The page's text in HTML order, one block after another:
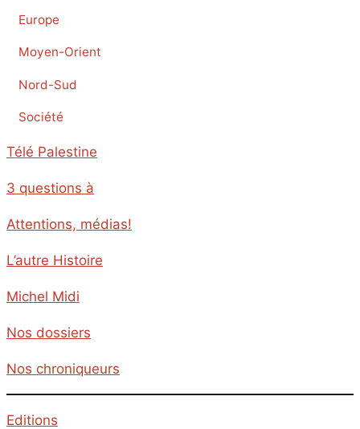
Europe
Moyen-Orient
Nord-Sud
Société
Télé Palestine
3 questions à
Attentions, médias!
L’autre Histoire
Michel Midi
Nos dossiers
Nos chroniqueurs
Editions